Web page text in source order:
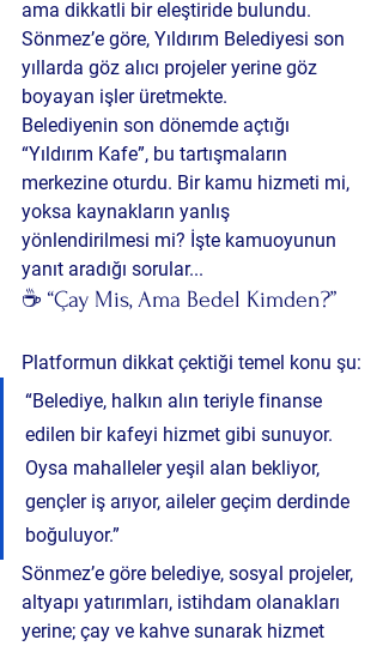
ama dikkatli bir eleştiride bulundu.
Sönmez’e göre, Yıldırım Belediyesi son
yıllarda göz alıcı projeler yerine göz
boyayan işler üretmekte.
Belediyenin son dönemde açtığı
“Yıldırım Kafe”, bu tartışmaların
merkezine oturdu. Bir kamu hizmeti mi,
yoksa kaynakların yanlış
yönlendirilmesi mi? İşte kamuoyunun
yanıt aradığı sorular...
☕ “Çay Mis, Ama Bedel Kimden?”
Platformun dikkat çektiği temel konu şu:
“Belediye, halkın alın teriyle finanse
edilen bir kafeyi hizmet gibi sunuyor.
Oysa mahalleler yeşil alan bekliyor,
gençler iş arıyor, aileler geçim derdinde
boğuluyor.”
Sönmez’e göre belediye, sosyal projeler,
altyapı yatırımları, istihdam olanakları
yerine; çay ve kahve sunarak hizmet